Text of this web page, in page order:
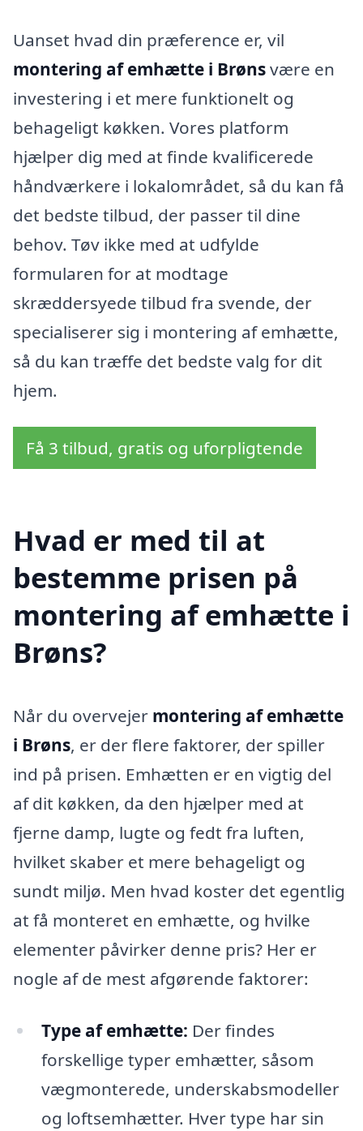
Uanset hvad din præference er, vil
montering af emhætte i Brønsvære en
investering i et mere funktionelt og
behageligt køkken. Vores platform
hjælper dig med at finde kvalificerede
håndværkere i lokalområdet, så du kan få
det bedste tilbud, der passer til dine
behov. Tøv ikke med at udfylde
formularen for at modtage
skræddersyede tilbud fra svende, der
specialiserer sig i montering af emhætte,
så du kan træffe det bedste valg for dit
hjem.
Få 3 tilbud, gratis og uforpligtende
Hvad er med til at
bestemme prisen på
montering af emhætte i
Brøns?
Når du overvejer montering af emhætte
i Brøns, er der flere faktorer, der spiller
ind på prisen. Emhætten er en vigtig del
af dit køkken, da den hjælper med at
fjerne damp, lugte og fedt fra luften,
hvilket skaber et mere behageligt og
sundt miljø. Men hvad koster det egentlig
at få monteret en emhætte, og hvilke
elementer påvirker denne pris? Her er
nogle af de mest afgørende faktorer:
Type af emhætte: Der findes
forskellige typer emhætter, såsom
vægmonterede, underskabsmodeller
og loftsemhætter. Hver type har sin